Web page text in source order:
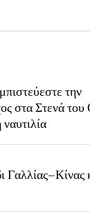
την
στα Στενά
Γαλλίας–Κίνας